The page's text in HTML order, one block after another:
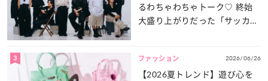
るわちゃわちゃトーク♡ 終始
大盛り上がりだった「サッカー
3 ファッション 2026/06/26
【2026夏トレンド】遊び心を